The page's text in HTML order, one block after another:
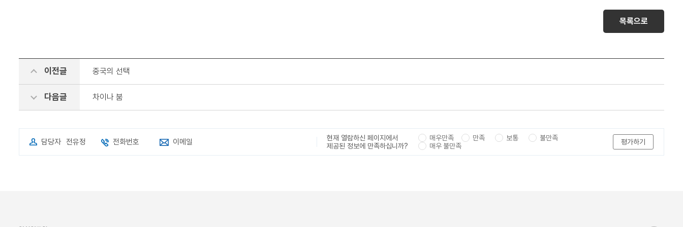
목록으로
이전글 중국의 선택
다음글 차이나 붐
담당자 전유정 전화번호 이메일
현재 열람하신 페이지에서
제공된 정보에 만족하십니까?
매우만족 만족 보통
불만족
매우 불만족
평가하기